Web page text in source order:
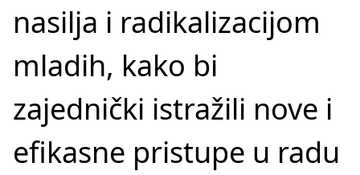
nasilja i radikalizacijom
mladih, kako bi
zajednički istražili nove i
efikasne pristupe u radu